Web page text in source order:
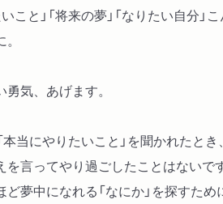
こと」「将来の夢」「なりたい自分」
気、あげます。
本当にやりたいこと」を聞かれたとき、
を言ってやり過ごしたことはないで
夢中になれる「なにか」を探すため